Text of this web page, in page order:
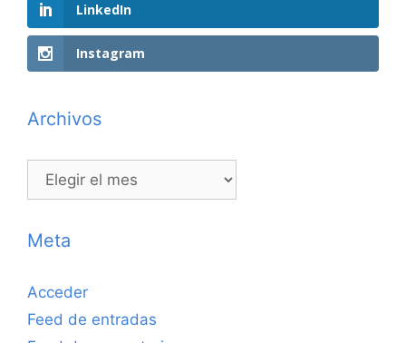
LinkedIn
Instagram
Archivos
Archivos
Meta
Acceder
Feed de entradas